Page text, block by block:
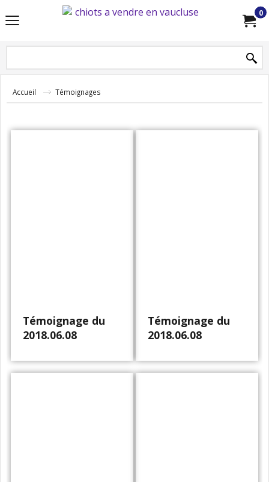
0
Accueil Témoignages
Témoignage du
2018.06.08
Témoignage du
2018.06.08